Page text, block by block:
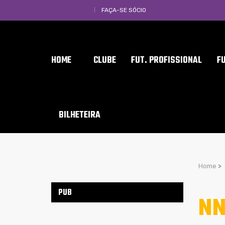
FAÇA-SE SÓCIO
HOME CLUBE FUT. PROFISSIONAL
BILHETEIRA
Home >
PUB